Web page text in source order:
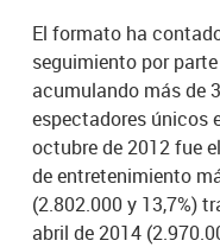
El formato ha
seguimiento por
acumulando más de
espectadores únicos
octubre de 2012 fue
de entretenimiento
(2.802.000 y 13,7%)
abril de 2014